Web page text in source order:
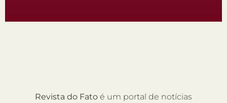
Revista do Fato é um portal de notícias